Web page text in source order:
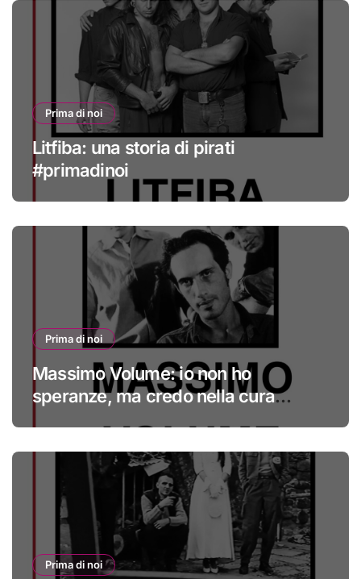
Prima di noi
Litfiba: una storia di pirati
#primadinoi
Prima di noi
Massimo Volume: io non ho
speranze, ma credo nella cura
Prima di noi